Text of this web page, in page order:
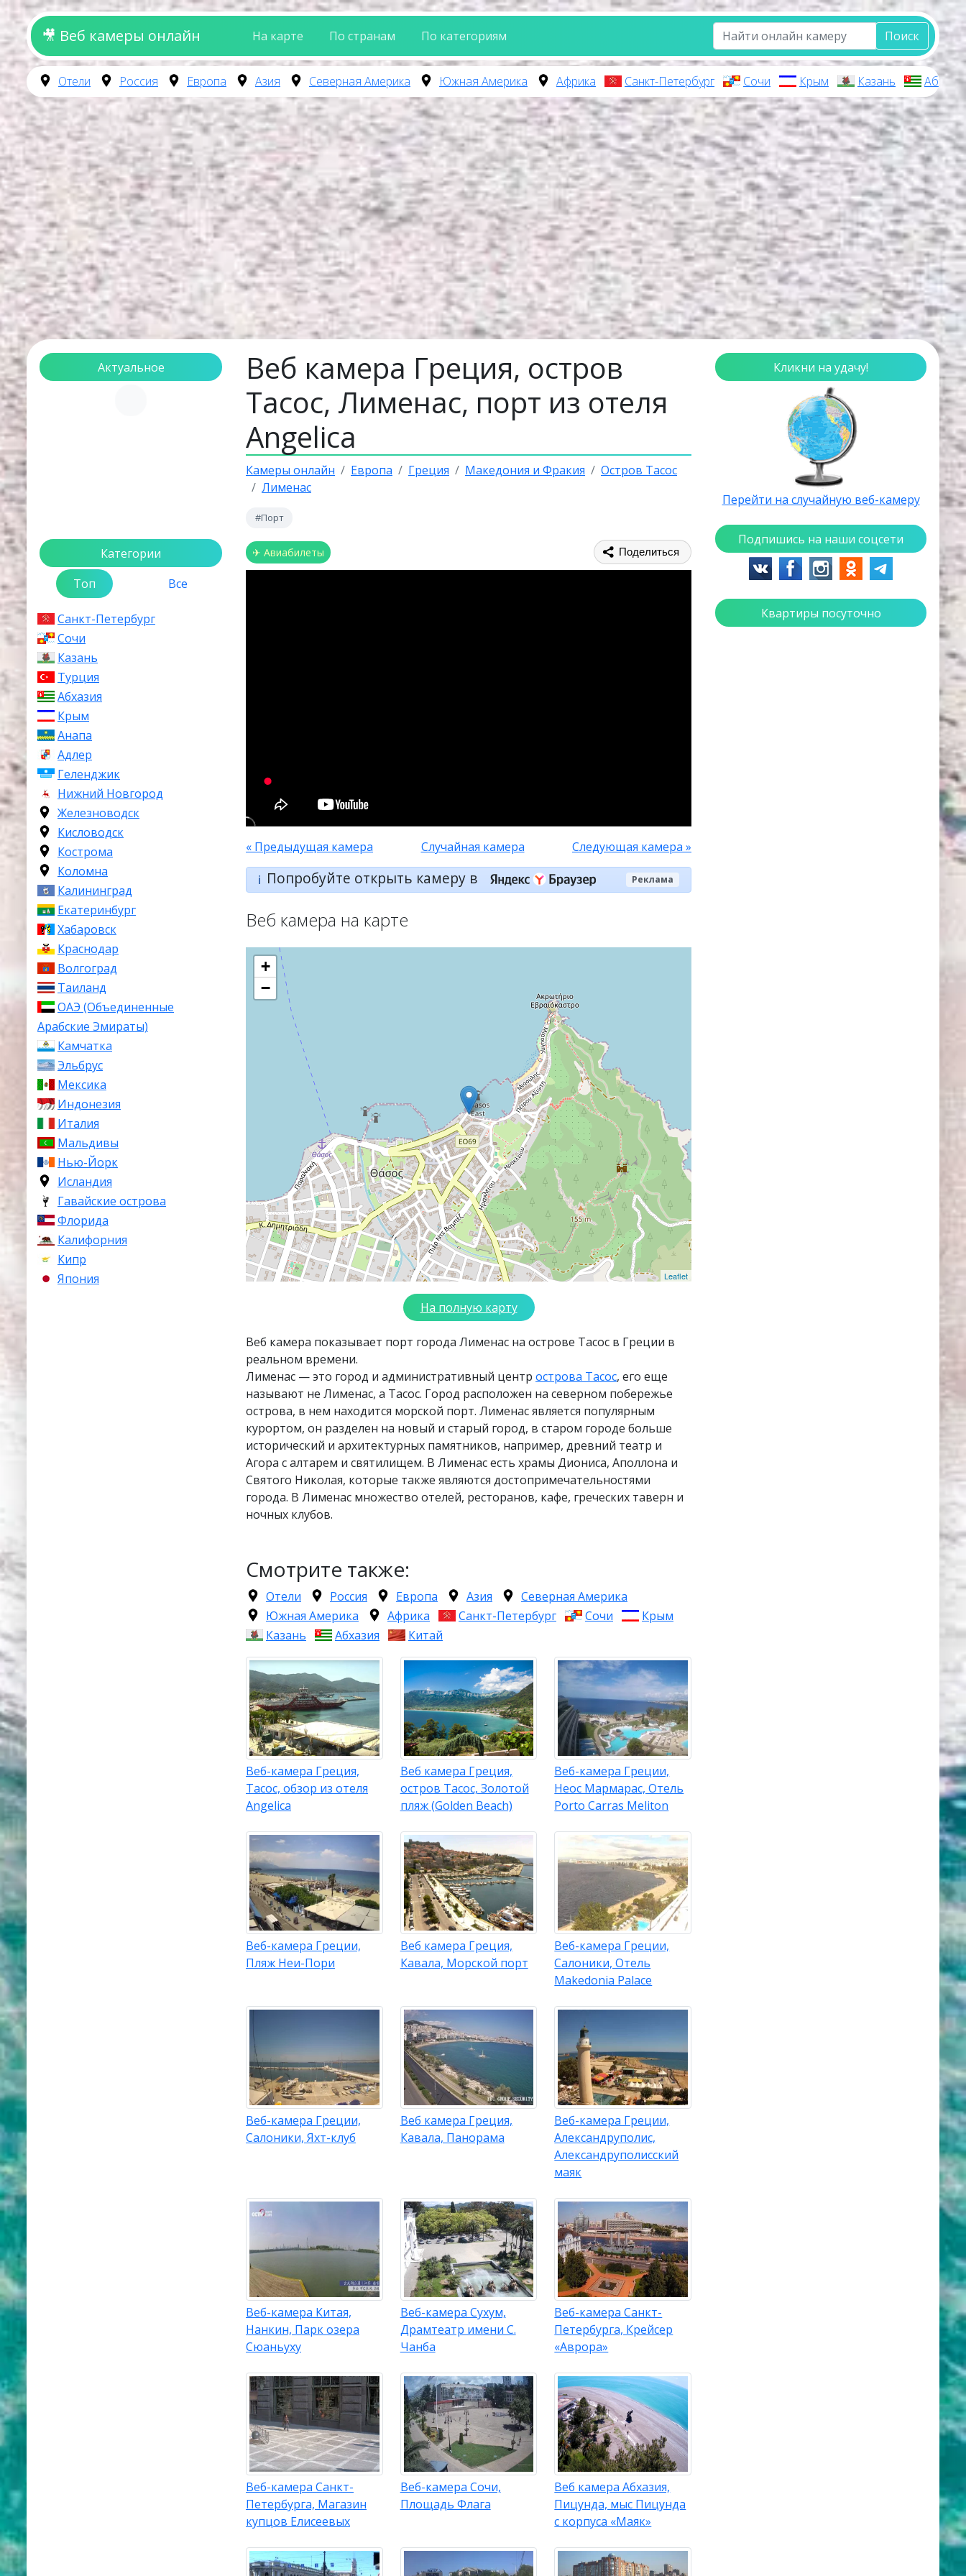
🎥 Веб камеры онлайн На карте По странам По категориям Поиск
Отели Россия Европа Азия Северная Америка Южная Америка Африка Санкт-Петербург Сочи Крым Казань
Актуальное
Категории
Топ
Все
Санкт-Петербург
Сочи
Казань
Турция
Абхазия
Крым
Анапа
Адлер
Геленджик
Нижний Новгород
Железноводск
Кисловодск
Кострома
Коломна
Калининград
Екатеринбург
Хабаровск
Краснодар
Волгоград
Таиланд
ОАЭ (Объединенные
Арабские Эмираты)
Камчатка
Эльбрус
Мексика
Индонезия
Италия
Мальдивы
Нью-Йорк
Исландия
Гавайские острова
Флорида
Калифорния
Кипр
Япония
Веб камера Греция, остров
Тасос, Лименас, порт из отеля
Angelica
Камеры онлайн Европа Греция Македония и Фракия
Остров Тасос
Лименас
#Порт
✈ Авиабилеты Поделиться
« Предыдущая камера Случайная камера Следующая камера »
ℹ️ Попробуйте открыть камеру в Реклама
Веб камера на карте
+
−
Leaflet
На полную карту
Веб камера показывает порт города Лименас на острове Тасос в Греции в
реальном времени.
Лименас — это город и административный центр острова Тасос, его еще
называют не Лименас, а Тасос. Город расположен на северном побережье
острова, в нем находится морской порт. Лименас является популярным
курортом, он разделен на новый и старый город, в старом городе больше
исторический и архитектурных памятников, например, древний театр и
Агора с алтарем и святилищем. В Лименас есть храмы Диониса, Аполлона и
Святого Николая, которые также являются достопримечательностями
города. В Лименас множество отелей, ресторанов, кафе, греческих таверн и
ночных клубов.
Смотрите также:
Отели Россия Европа Азия
Северная Америка
Южная Америка
Африка Санкт-Петербург Сочи
Крым
Казань
Абхазия Китай
Веб-камера Греция,
Тасос, обзор из отеля
Angelica
Веб камера Греция,
остров Тасос, Золотой
пляж (Golden Beach)
Веб-камера Греции,
Неос Мармарас, Отель
Porto Carras Meliton
Веб-камера Греции,
Пляж Неи-Пори
Веб камера Греция,
Кавала, Морской порт
Веб-камера Греции,
Салоники, Отель
Makedonia Palace
Веб-камера Греции,
Салоники, Яхт-клуб
Веб камера Греция,
Кавала, Панорама
Веб-камера Греции,
Александруполис,
Александруполисский
маяк
Веб-камера Китая,
Нанкин, Парк озера
Сюаньуху
Веб-камера Сухум,
Драмтеатр имени С.
Чанба
Веб-камера Санкт-
Петербурга, Крейсер
«Аврора»
Веб-камера Санкт-
Петербурга, Магазин
купцов Елисеевых
Веб-камера Сочи,
Площадь Флага
Веб камера Абхазия,
Пицунда, мыс Пицунда
с корпуса «Маяк»
Кликни на удачу!
Перейти на случайную веб-камеру
Подпишись на наши соцсети
Квартиры посуточно